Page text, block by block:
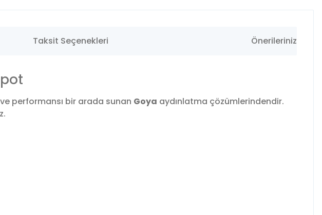
Taksit Seçenekleri Önerileriniz
ve performansı bir arada sunan Goya aydınlatma çözümlerindendir.